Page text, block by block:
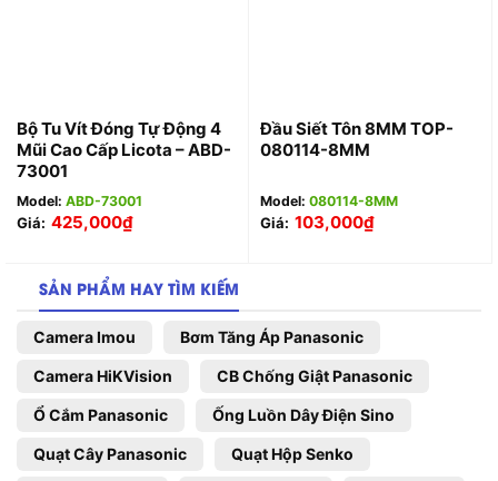
Bộ Tu Vít Đóng Tự Động 4
Mũi Cao Cấp Licota – ABD-
73001
Model: ABD-73001
Giá: 425,000₫
Đầu Siết Tôn 8MM TOP-
080114-8MM
Model: 080114-8MM
Giá: 103,000₫
SẢN PHẨM HAY TÌM KIẾM
Camera Imou Bơm Tăng Áp Panasonic
Camera HiKVision CB Chống Giật Panasonic
Ổ Cắm Panasonic Ống Luồn Dây Điện Sino
Quạt Cây Panasonic Quạt Hộp Senko